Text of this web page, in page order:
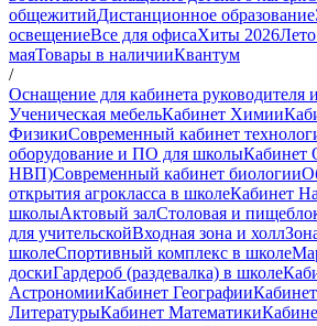
общежитийДистанционное образование
освещениеВсе для офисаХиты 2026
маяТовары в наличииКвантум
/
Оснащение для кабинета руководителя
Ученическая мебельКабинет Химии
ФизикиСовременный кабинет
оборудование и ПО для школы
НВП)Современный кабинет биологии
открытия агрокласса в школеКабинет
школыАктовый залСтоловая и
для учительскойВходная зона и холл
школеСпортивный комплекс в школе
доскиГардероб (раздевалка) в школе
АстрономииКабинет Географии
ЛитературыКабинет Математики